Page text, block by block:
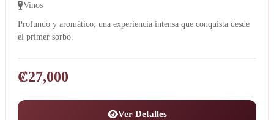
Vinos
Profundo y aromático, una experiencia intensa que conquista desde
el primer sorbo.
₡27,000
Ver Detalles